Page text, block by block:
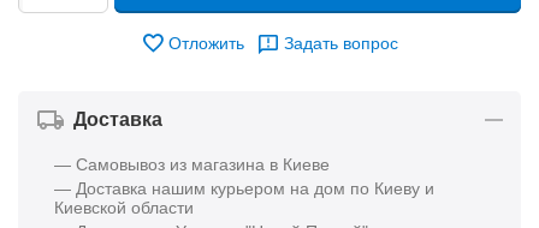
Отложить Задать вопрос
Доставка
— Самовывоз из магазина в Киеве
— Доставка нашим курьером на дом по Киеву и
Киевской области